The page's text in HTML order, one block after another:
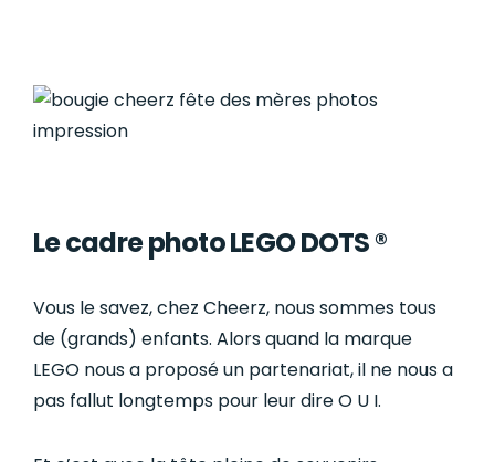
Le cadre photo LEGO DOTS ®
Vous le savez, chez Cheerz, nous sommes tous
de (grands) enfants. Alors quand la marque
LEGO nous a proposé un partenariat, il ne nous a
pas fallut longtemps pour leur dire O U I.